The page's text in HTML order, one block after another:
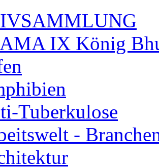
IX König
Tuberkulose
-